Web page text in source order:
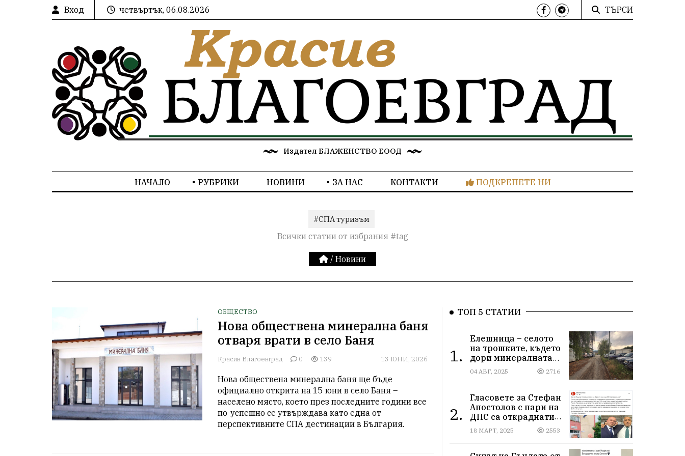
Вход четвъртък, 06.08.2026 ТЪРСИ
Издател БЛАЖЕНСТВО ЕООД
НАЧАЛО РУБРИКИ НОВИНИ ЗА НАС КОНТАКТИ ПОДКРЕПЕТЕ НИ
#СПА туризъм
Всички статии от избрания #tag
/ Новини
ОБЩЕСТВО
Нова обществена минерална баня
отваря врати в село Баня
Красив Благоевград 0 139 13 ЮНИ, 2026
Нова обществена минерална баня ще бъде
официално открита на 15 юни в село Баня –
населено място, което през последните години все
по-успешно се утвърждава като една от
перспективните СПА дестинации в България.
ТОП 5 СТАТИИ
1.
Елешница – селото
на трошките, където
дори минералната
вода не може да
измие срама
04 АВГ, 2025 2716
2.
Гласовете за Стефан
Апостолов с пари на
ДПС са откраднати
от Иван Герчев,
медия бухалка го
18 МАРТ, 2025 2553